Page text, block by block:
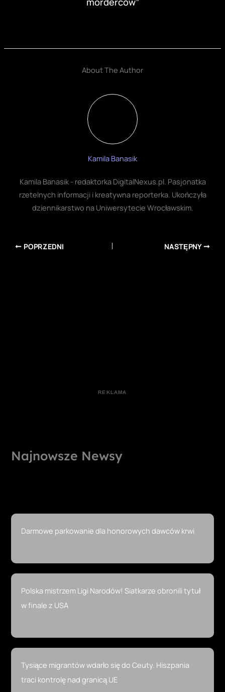
About The Author
Kamila Banasik
Kamila Banasik - redaktorka DigitalNexus.pl. Pasjonatka
rzetelnych informacji i kreatywna reporterka.
Ukończyła dziennikarstwo na Uniwersytecie
Najnowsze Newsy
Polska mistrzem Ligi Narodów! Siatkarze obronili tytuł
Tysiące migrantów wdarło się do Ceuty. Hiszpania